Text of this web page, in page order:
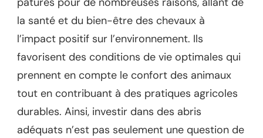
la santé et du bien-être des chevaux à
l’impact positif sur l’environnement. Ils
favorisent des conditions de vie optimales qui
prennent en compte le confort des animaux
tout en contribuant à des pratiques agricoles
durables. Ainsi, investir dans des abris
adéquats n’est pas seulement une question de